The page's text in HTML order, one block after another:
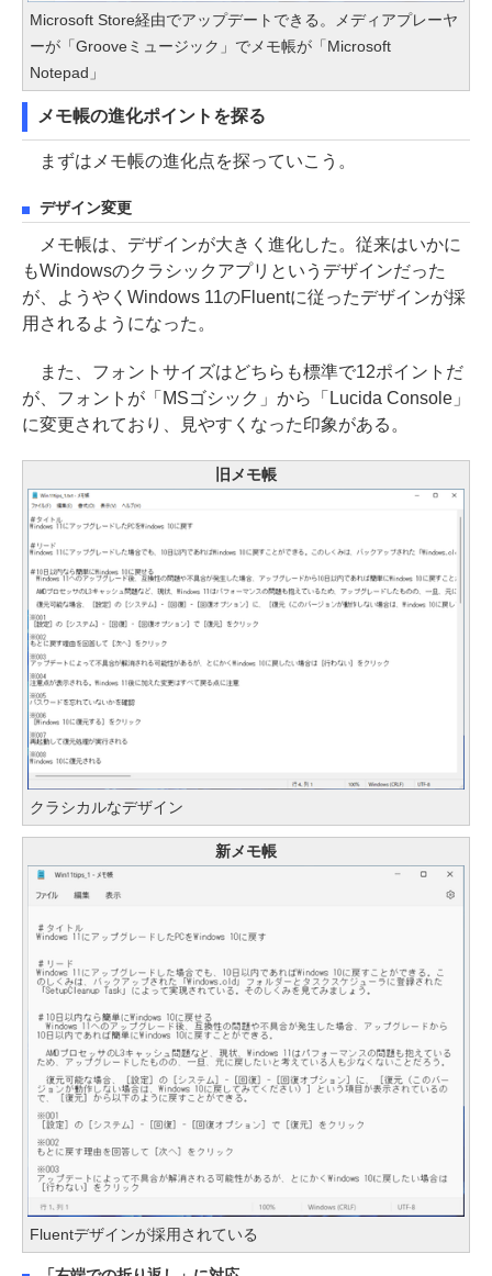
Microsoft Store経由でアップデートできる。メディアプレーヤ
ーが「Grooveミュージック」でメモ帳が「Microsoft
Notepad」
メモ帳の進化ポイントを探る
まずはメモ帳の進化点を探っていこう。
デザイン変更
メモ帳は、デザインが大きく進化した。従来はいかに
もWindowsのクラシックアプリというデザインだった
が、ようやくWindows 11のFluentに従ったデザインが採
用されるようになった。
また、フォントサイズはどちらも標準で12ポイントだ
が、フォントが「MSゴシック」から「Lucida Console」
に変更されており、見やすくなった印象がある。
旧メモ帳
クラシカルなデザイン
新メモ帳
Fluentデザインが採用されている